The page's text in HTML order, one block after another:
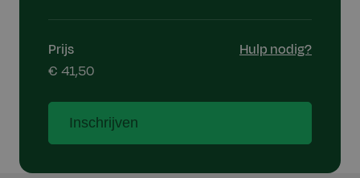
Prijs
€ 41,50
Hulp nodig?
Inschrijven